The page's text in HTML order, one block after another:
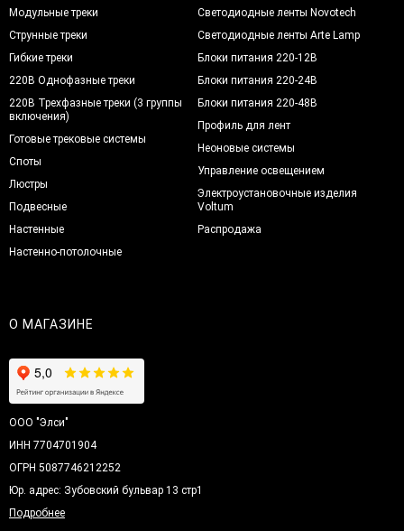
Модульные треки
Струнные треки
Гибкие треки
220В Однофазные треки
220В Трехфазные треки (3 группы
включения)
Готовые трековые системы
Споты
Люстры
Подвесные
Настенные
Настенно-потолочные
Светодиодные ленты Novotech
Светодиодные ленты Arte Lamp
Блоки питания 220-12В
Блоки питания 220-24В
Блоки питания 220-48В
Профиль для лент
Неоновые системы
Управление освещением
Электроустановочные изделия
Voltum
Распродажа
О МАГАЗИНЕ
ООО "Элси"
ИНН 7704701904
ОГРН 5087746212252
Юр. адрес: Зубовский бульвар 13 стр1
Подробнее